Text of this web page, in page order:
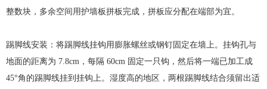
整数块，多余空间用护墙板拼板完成，拼板应分配在端部为宜。
踢脚线安装：将踢脚线挂钩用膨胀螺丝或钢钉固定在墙上。挂钩孔与
地面的距离为 7.8cm，每隔 60cm 固定一只钩，然后将一端已加工成
45°角的踢脚线挂到挂钩上。湿度高的地区，两根踢脚线结合须留出适